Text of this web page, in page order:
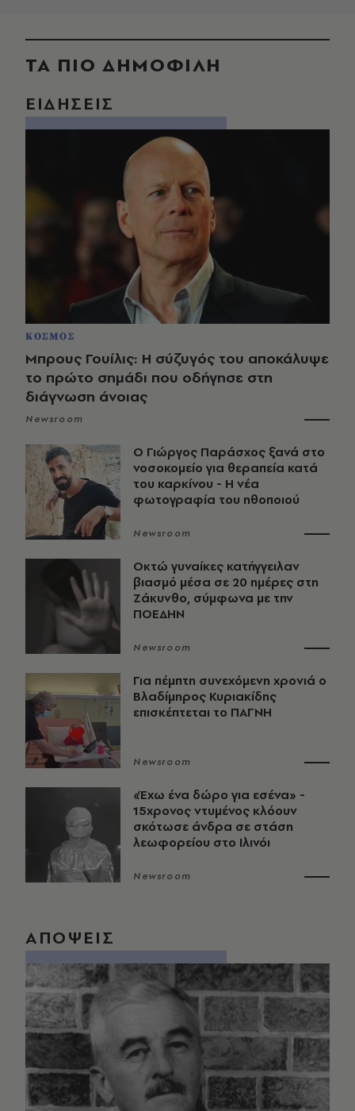
ΤΑ ΠΙΟ ΔΗΜΟΦΙΛΗ
ΕΙΔΗΣΕΙΣ
ΚΟΣΜΟΣ
Μπρους Γουίλις: Η σύζυγός του αποκάλυψε
το πρώτο σημάδι που οδήγησε στη
διάγνωση άνοιας
Newsroom
O Γιώργος Παράσχος ξανά στο
νοσοκομείο για θεραπεία κατά
του καρκίνου - Η νέα
φωτογραφία του ηθοποιού
Newsroom
Οκτώ γυναίκες κατήγγειλαν
βιασμό μέσα σε 20 ημέρες στη
Ζάκυνθο, σύμφωνα με την
ΠΟΕΔΗΝ
Newsroom
Για πέμπτη συνεχόμενη χρονιά ο
Βλαδίμηρος Κυριακίδης
επισκέπτεται το ΠΑΓΝΗ
Newsroom
«Έχω ένα δώρο για εσένα» -
15χρονος ντυμένος κλόουν
σκότωσε άνδρα σε στάση
λεωφορείου στο Ιλινόι
Newsroom
ΑΠΟΨΕΙΣ